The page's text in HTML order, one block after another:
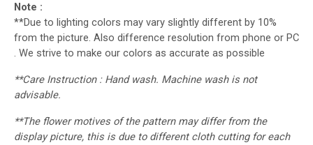
Note :
**Due to lighting colors may vary slightly different by 10%
from the picture. Also difference resolution from phone or PC
. We strive to make our colors as accurate as possible
**Care Instruction : Hand wash. Machine wash is not
advisable.
**The flower motives of the pattern may differ from the
display picture, this is due to different cloth cutting for each